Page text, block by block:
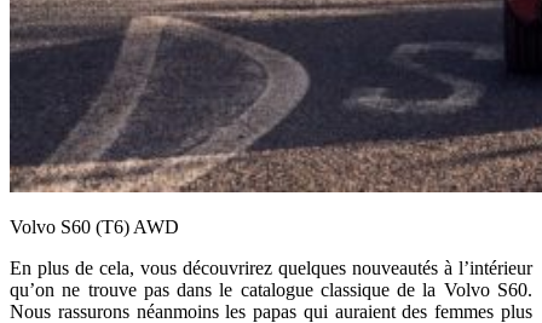
Volvo S60 (T6) AWD
En plus de cela, vous découvrirez quelques nouveautés à l’intérieur
qu’on ne trouve pas dans le catalogue classique de la Volvo S60.
Nous rassurons néanmoins les papas qui auraient des femmes plus